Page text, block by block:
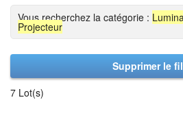
Vous recherchez la catégorie :
Projecteur
Supprimer le
7 Lot(s)